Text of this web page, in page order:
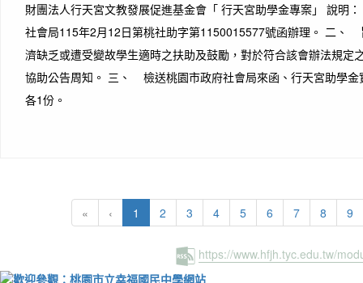
財團法人行天宮文教發展促進基金會「 行天宮助學金專案」 說
社會局115年2月12日第桃社助字第1150015577號函辦理。 二、
濟缺乏或遭受變故學生適時之扶助及鼓勵，對於符合該會辦法規定
協助公告周知。 三、 檢送桃園市政府社會局來函、行天宮助學金
各1份。
« ‹ 1 (current)
2 3 4 5 6 7 8 9
https://www.hfjh.tyc.edu.tw/